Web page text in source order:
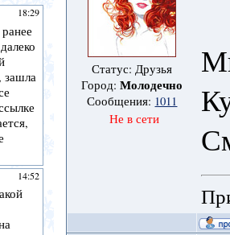
Статус: Друзья
Город:Молодечно
Сообщения: 1011
Не в сети